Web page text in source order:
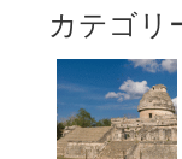
カテゴリ